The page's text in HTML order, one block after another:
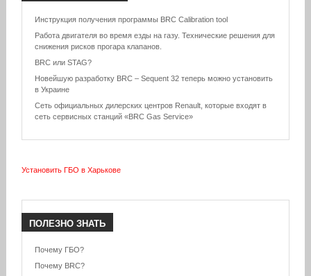
Инструкция получения программы BRC Calibration tool
Работа двигателя во время езды на газу. Технические решения для
снижения рисков прогара клапанов.
BRC или STAG?
Новейшую разработку BRC – Sequent 32 теперь можно установить
в Украине
Сеть официальных дилерских центров Renault, которые входят в
сеть сервисных станций «BRC Gas Service»
Установить ГБО в Харькове
ПОЛЕЗНО ЗНАТЬ
Почему ГБО?
Почему BRC?